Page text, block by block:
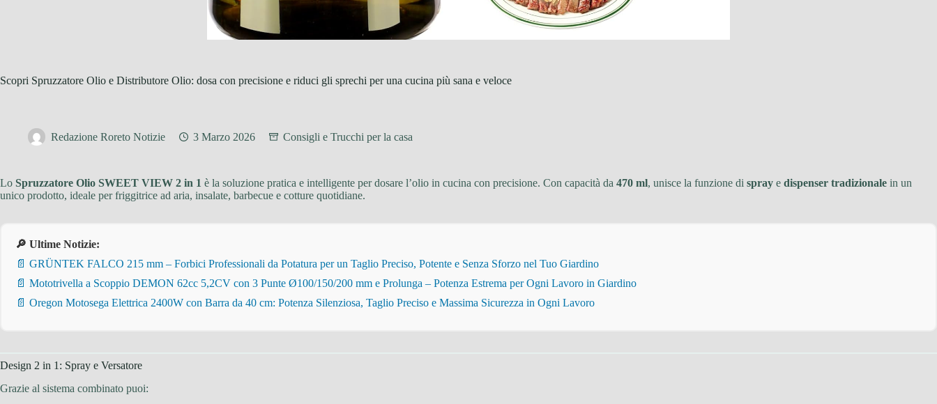
Scopri Spruzzatore Olio e Distributore Olio: dosa con precisione e riduci gli sprechi per una cucina più sana e veloce
Redazione Roreto Notizie 3 Marzo 2026 Consigli e Trucchi per la casa
Lo Spruzzatore Olio SWEET VIEW 2 in 1 è la soluzione pratica e intelligente per dosare l’olio in cucina con precisione. Con capacità da 470 ml, unisce la funzione di spray e dispenser tradizionale in un
unico prodotto, ideale per friggitrice ad aria, insalate, barbecue e cotture quotidiane.
🔎 Ultime Notizie:
📄 GRÜNTEK FALCO 215 mm – Forbici Professionali da Potatura per un Taglio Preciso, Potente e Senza Sforzo nel Tuo Giardino
📄 Mototrivella a Scoppio DEMON 62cc 5,2CV con 3 Punte Ø100/150/200 mm e Prolunga – Potenza Estrema per Ogni Lavoro in Giardino
📄 Oregon Motosega Elettrica 2400W con Barra da 40 cm: Potenza Silenziosa, Taglio Preciso e Massima Sicurezza in Ogni Lavoro
Design 2 in 1: Spray e Versatore
Grazie al sistema combinato puoi: